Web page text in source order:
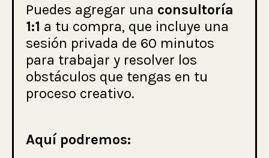
Puedes agregar una consultoría
1:1 a tu compra, que incluye una
sesión privada de 60 minutos
para trabajar y resolver los
obstáculos que tengas en tu
proceso creativo.
Aquí podremos: